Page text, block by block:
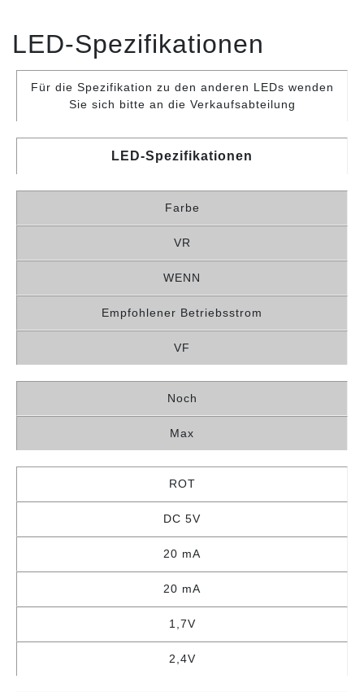
LED-Spezifikationen
Für die Spezifikation zu den anderen LEDs wenden
Sie sich bitte an die Verkaufsabteilung
LED-Spezifikationen
Farbe
VR
WENN
Empfohlener Betriebsstrom
VF
Noch
Max
ROT
DC 5V
20 mA
20 mA
1,7V
2,4V